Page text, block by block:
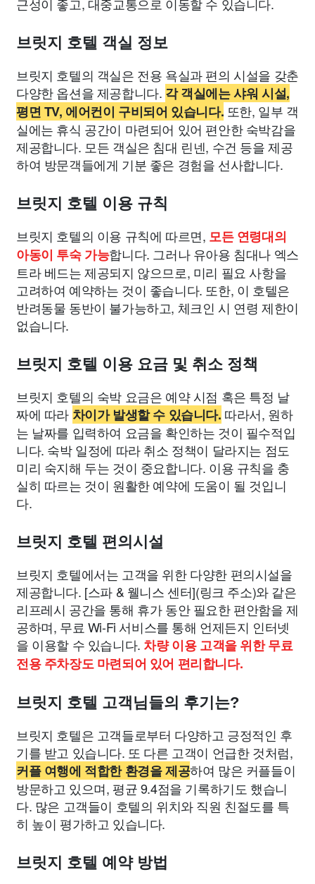
브릿지 호텔 객실 정보
브릿지 호텔의 객실은 전용 욕실과 편의 시설을 갖춘
다양한 옵션을 제공합니다. 각 객실에는 샤워 시설,
평면 TV, 에어컨이 구비되어 있습니다. 또한, 일부 객
실에는 휴식 공간이 마련되어 있어 편안한 숙박감을
제공합니다. 모든 객실은 침대 린넨, 수건 등을 제공
하여 방문객들에게 기분 좋은 경험을 선사합니다.
브릿지 호텔 이용 규칙
브릿지 호텔의 이용 규칙에 따르면, 모든 연령대의
아동이 투숙 가능합니다. 그러나 유아용 침대나 엑스
트라 베드는 제공되지 않으므로, 미리 필요 사항을
고려하여 예약하는 것이 좋습니다. 또한, 이 호텔은
반려동물 동반이 불가능하고, 체크인 시 연령 제한이
없습니다.
브릿지 호텔 이용 요금 및 취소 정책
브릿지 호텔의 숙박 요금은 예약 시점 혹은 특정 날
짜에 따라 차이가 발생할 수 있습니다. 따라서, 원하
는 날짜를 입력하여 요금을 확인하는 것이 필수적입
니다. 숙박 일정에 따라 취소 정책이 달라지는 점도
미리 숙지해 두는 것이 중요합니다. 이용 규칙을 충
실히 따르는 것이 원활한 예약에 도움이 될 것입니
다.
브릿지 호텔 편의시설
브릿지 호텔에서는 고객을 위한 다양한 편의시설을
제공합니다. [스파 & 웰니스 센터](링크 주소)와 같은
리프레시 공간을 통해 휴가 동안 필요한 편안함을 제
공하며, 무료 Wi-Fi 서비스를 통해 언제든지 인터넷
을 이용할 수 있습니다. 차량 이용 고객을 위한 무료
전용 주차장도 마련되어 있어 편리합니다.
브릿지 호텔 고객님들의 후기는?
브릿지 호텔은 고객들로부터 다양하고 긍정적인 후
기를 받고 있습니다. 또 다른 고객이 언급한 것처럼,
커플 여행에 적합한 환경을 제공하여 많은 커플들이
방문하고 있으며, 평균 9.4점을 기록하기도 했습니
다. 많은 고객들이 호텔의 위치와 직원 친절도를 특
히 높이 평가하고 있습니다.
브릿지 호텔 예약 방법